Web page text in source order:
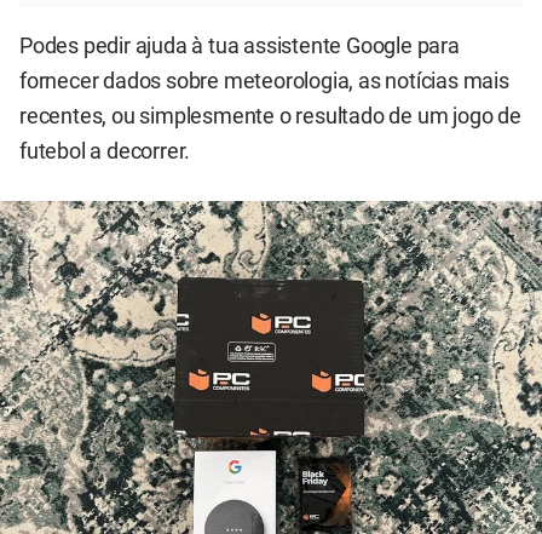
Podes pedir ajuda à tua assistente Google para
fornecer dados sobre meteorologia, as notícias mais
recentes, ou simplesmente o resultado de um jogo de
futebol a decorrer.